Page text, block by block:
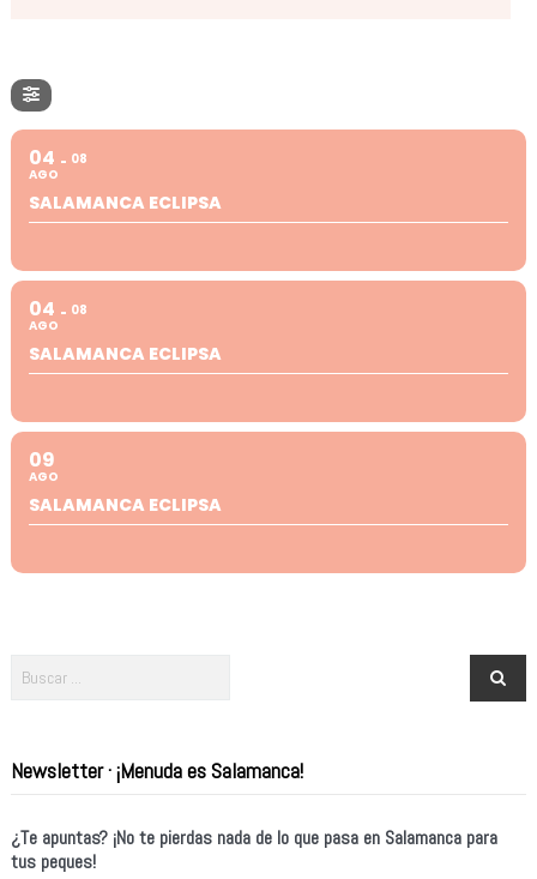
04
AGO
08
SALAMANCA ECLIPSA
04
AGO
08
SALAMANCA ECLIPSA
09
AGO
SALAMANCA ECLIPSA
Newsletter · ¡Menuda es Salamanca!
¿Te apuntas? ¡No te pierdas nada de lo que pasa en Salamanca para
tus peques!